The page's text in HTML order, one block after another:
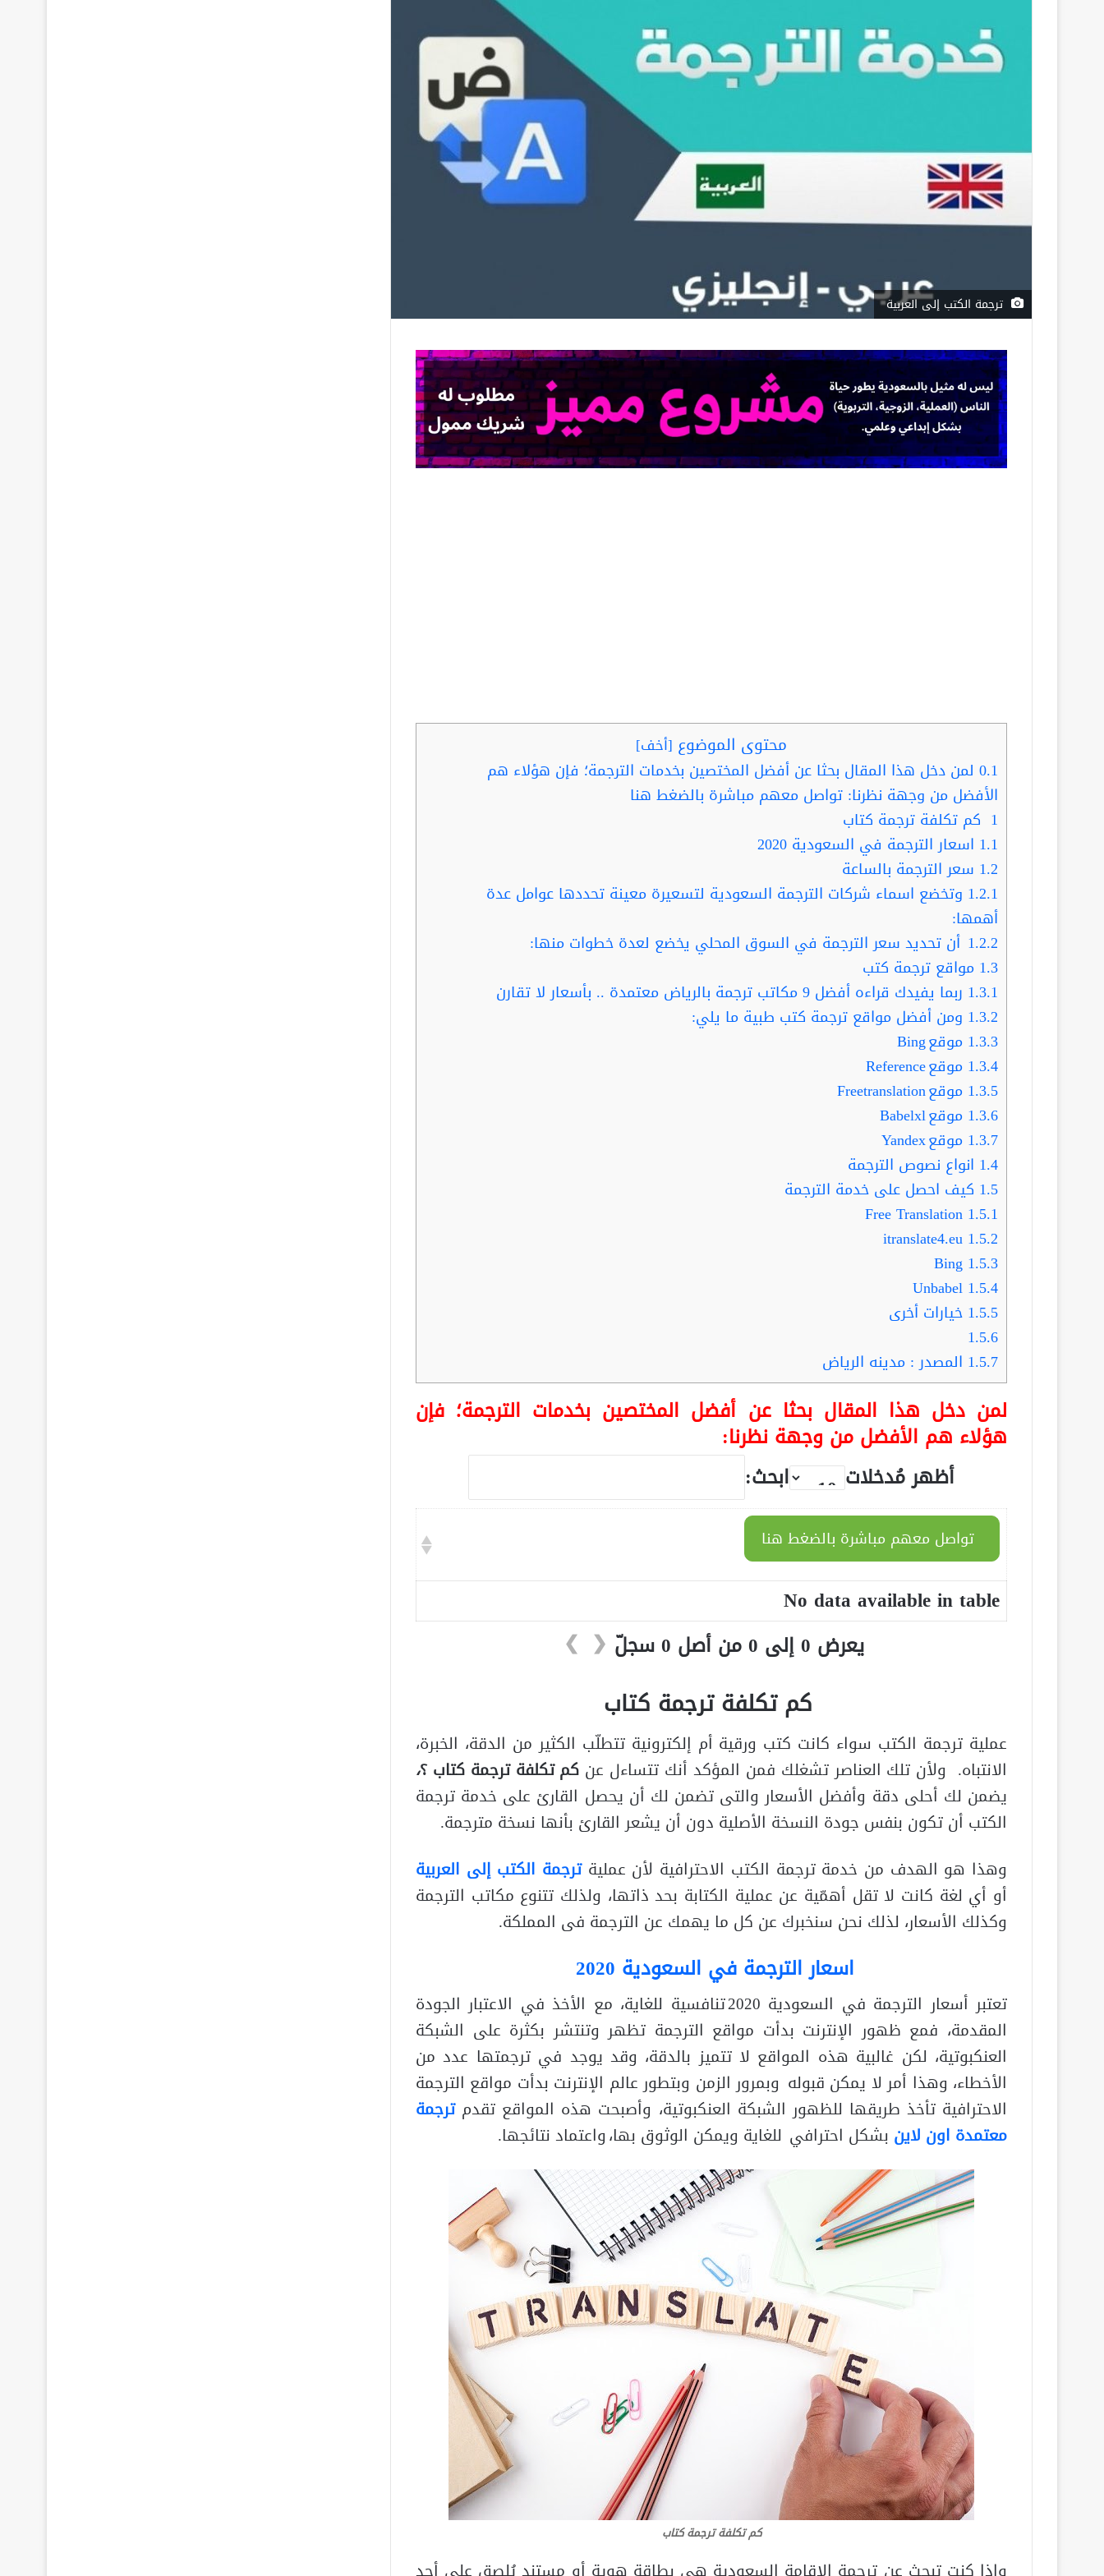
ترجمة الكتب إلى العربية
محتوى الموضوع [أخف]
0.1 لمن دخل هذا المقال بحثا عن أفضل المختصين بخدمات الترجمة؛ فإن هؤلاء هم
الأفضل من وجهة نظرنا: تواصل معهم مباشرة بالضغط هنا
1 كم تكلفة ترجمة كتاب
1.1 اسعار الترجمة في السعودية 2020
1.2 سعر الترجمة بالساعة
1.2.1 وتخضع اسماء شركات الترجمة السعودية لتسعيرة معينة تحددها عوامل عدة
أهمها:
1.2.2 أن تحديد سعر الترجمة في السوق المحلي يخضع لعدة خطوات منها:
1.3 مواقع ترجمة كتب
1.3.1 ربما يفيدك قراءه أفضل 9 مكاتب ترجمة بالرياض معتمدة .. بأسعار لا تقارن
1.3.2 ومن أفضل مواقع ترجمة كتب طبية ما يلي:
1.3.3 موقع Bing
1.3.4 موقع Reference
1.3.5 موقع Freetranslation
1.3.6 موقع Babelxl
1.3.7 موقع Yandex
1.4 انواع نصوص الترجمة
1.5 كيف احصل على خدمة الترجمة
1.5.1
1.5.2
1.5.3
1.5.4
1.5.5 خيارات أخرى
1.5.6
1.5.7 المصدر : مدينه الرياض
لمن دخل هذا المقال بحثا عن أفضل المختصين بخدمات الترجمة؛ فإن
هؤلاء هم الأفضل من وجهة نظرنا:
أظهر مُدخلات
ابحث:
تواصل معهم مباشرة بالضغط هنا
No data available in table
يعرض 0 إلى 0 من أصل 0 سجلّ
❮
❯
كمتكلفة ترجمة كتاب
عملية ترجمة الكتب سواء كانت كتب ورقية أم إلكترونية تتطلّب الكثير من الدقة، الخبرة،
الانتباه. ولأن تلك العناصر تشغلك فمن المؤكد أنك تتساءل عن كم تكلفة ترجمة كتاب ؟،
يضمن لك أحلى دقة وأفضل الأسعار والتى تضمن لك أن يحصل القارئ على خدمة ترجمة
الكتب أن تكون بنفس جودة النسخة الأصلية دون أن يشعر القارئ بأنها نسخة مترجمة.
وهذا هو الهدف من خدمة ترجمة الكتب الاحترافية لأن عمليةترجمة الكتب إلى العربية
أو أي لغة كانت لا تقل أهمّية عن عملية الكتابة بحد ذاتها، ولذلك تتنوع مكاتب الترجمة
وكذلك الأسعار، لذلك نحن سنخبرك عن كل ما يهمك عن الترجمة فى المملكة.
اسعار الترجمة في السعودية 2020
تعتبر أ
سعار الترجمة في السعودية 2020 تنافسية للغاية، مع الأخذ في الاعتبار الجودة
المقدمة، فمع ظهور الإنترنت بدأت مواقع الترجمة تظهر وتنتشر بكثرة على الشبكة
العنكبوتية، لكن غالبية هذه المواقع لا تتميز بالدقة، وقد يوجد في ترجمتها عدد من
الأخطاء، وهذا أمر لا يمكن قبوله وبمرور الزمن وبتطور عالم الإنترنت بدأت مواقع الترجمة
الاحترافية تأخذ طريقها للظهور الشبكة العنكبوتية، وأصبحت هذه المواقع تقدمترجمة
معتمدة اون لاين بشكل احترافي للغاية ويمكن الوثوق بها،واعتماد نتائجها.
كم تكلفة ترجمة كتاب